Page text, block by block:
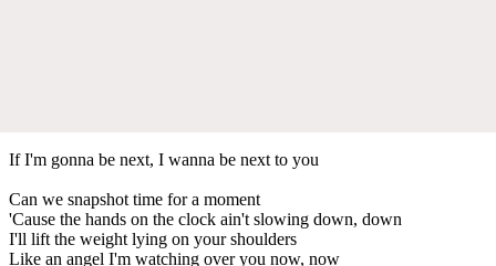
If I'm gonna be next, I wanna be next to you
Can we snapshot time for a moment
'Cause the hands on the clock ain't slowing down, down
I'll lift the weight lying on your shoulders
Like an angel I'm watching over you now, now